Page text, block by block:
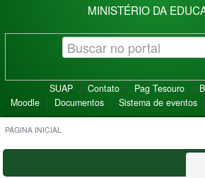
MINISTÉRIO DA
SUAP Contato Pag Tesouro
Moodle
Documentos Sistema de eventos
PÁGINA INICIAL